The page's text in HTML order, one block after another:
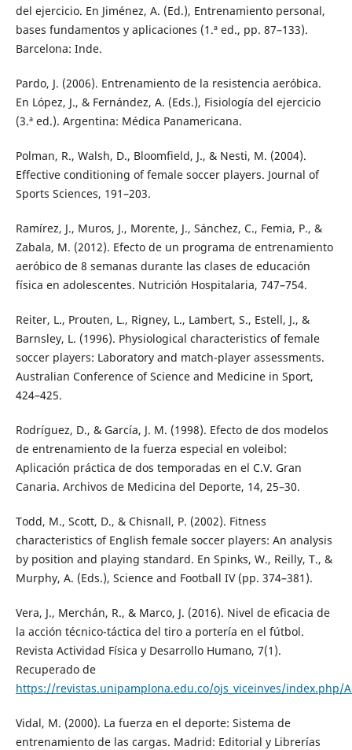
del ejercicio. En Jiménez, A. (Ed.), Entrenamiento personal,
bases fundamentos y aplicaciones (1.ª ed., pp. 87–133).
Barcelona: Inde.
Pardo, J. (2006). Entrenamiento de la resistencia aeróbica.
En López, J., & Fernández, A. (Eds.), Fisiología del ejercicio
(3.ª ed.). Argentina: Médica Panamericana.
Polman, R., Walsh, D., Bloomfield, J., & Nesti, M. (2004).
Effective conditioning of female soccer players. Journal of
Sports Sciences, 191–203.
Ramírez, J., Muros, J., Morente, J., Sánchez, C., Femia, P., &
Zabala, M. (2012). Efecto de un programa de entrenamiento
aeróbico de 8 semanas durante las clases de educación
física en adolescentes. Nutrición Hospitalaria, 747–754.
Reiter, L., Prouten, L., Rigney, L., Lambert, S., Estell, J., &
Barnsley, L. (1996). Physiological characteristics of female
soccer players: Laboratory and match-player assessments.
Australian Conference of Science and Medicine in Sport,
424–425.
Rodríguez, D., & García, J. M. (1998). Efecto de dos modelos
de entrenamiento de la fuerza especial en voleibol:
Aplicación práctica de dos temporadas en el C.V. Gran
Canaria. Archivos de Medicina del Deporte, 14, 25–30.
Todd, M., Scott, D., & Chisnall, P. (2002). Fitness
characteristics of English female soccer players: An analysis
by position and playing standard. En Spinks, W., Reilly, T., &
Murphy, A. (Eds.), Science and Football IV (pp. 374–381).
Vera, J., Merchán, R., & Marco, J. (2016). Nivel de eficacia de
la acción técnico-táctica del tiro a portería en el fútbol.
Revista Actividad Física y Desarrollo Humano, 7(1).
Recuperado de
https://revistas.unipamplona.edu.co/ojs_viceinves/index.php/
Vidal, M. (2000). La fuerza en el deporte: Sistema de
entrenamiento de las cargas. Madrid: Editorial y Librerías